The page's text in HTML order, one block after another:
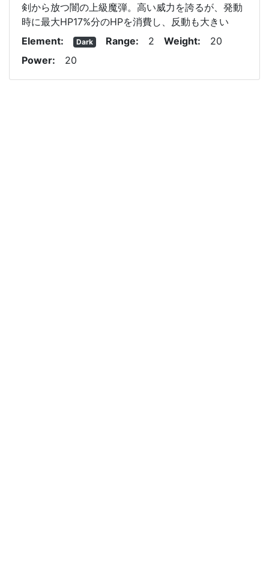
剣から放つ闇の上級魔弾。高い威力を誇るが、発動
時に最大HP17%分のHPを消費し、反動も大きい
Element
Dark Range 2 Weight
20
Power
20